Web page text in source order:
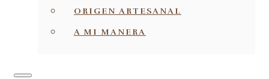
ORIGEN ARTESANAL
A MI MANERA